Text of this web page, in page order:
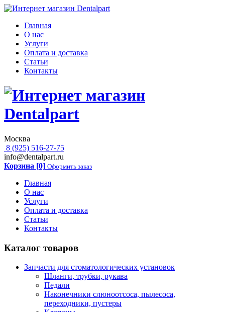
Главная
О нас
Услуги
Оплата и доставка
Статьи
Контакты
Москва
8 (925) 516-27-75
info@dentalpart.ru
Корзина [0] Оформить заказ
Главная
О нас
Услуги
Оплата и доставка
Статьи
Контакты
Каталог товаров
Запчасти для стоматологических установок
Шланги, трубки, рукава
Педали
Наконечники слюноотсоса, пылесоса,
переходники, пустеры